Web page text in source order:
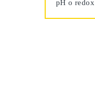
pH o redox